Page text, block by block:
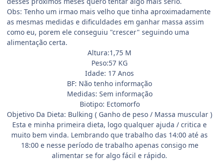
Obs: Tenho um irmao mais velho que tinha aproximadamente
as mesmas medidas e dificuldades em ganhar massa assim
como eu, porem ele conseguiu "crescer" seguindo uma
alimentação certa.
Altura:1,75 M
Peso:57 KG
Idade: 17 Anos
BF: Não tenho informação
Medidas: Sem informação
Biotipo: Ectomorfo
Objetivo Da Dieta: Bulking ( Ganho de peso / Massa muscular )
Esta e minha primeira dieta, logo qualquer ajuda / critica e
muito bem vinda. Lembrando que trabalho das 14:00 até as
18:00 e nesse período de trabalho apenas consigo me
alimentar se for algo fácil e rápido.